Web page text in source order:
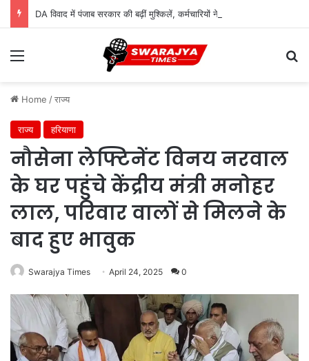
Menu
Home /राज्य
राज्य हरियाणा
नौसेना लेफ्टिनेंट विनय नरवाल
के घर पहुंचे केंद्रीय मंत्री मनोहर
लाल, परिवार वालों से मिलने के
बाद हुए भावुक
Swarajya Times April 24, 2025 0